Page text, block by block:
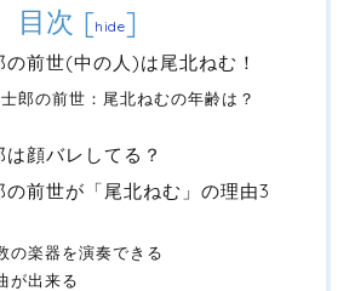
目次 [hide]
の前世(中の人)は尾北ねむ！
郎の前世：尾北ねむの年齢は？
顔バレしてる？
の前世が「尾北ねむ」の理由3
の楽器を演奏できる
が出来る